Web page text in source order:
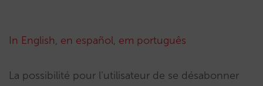
In English, en español, em português
La possibilité pour l’utilisateur de se désabonner